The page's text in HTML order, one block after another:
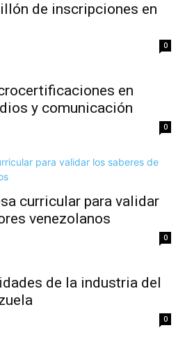
de inscripciones en
0
en
y comunicación
0
curricular para validar
venezolanos
0
de la industria del
0